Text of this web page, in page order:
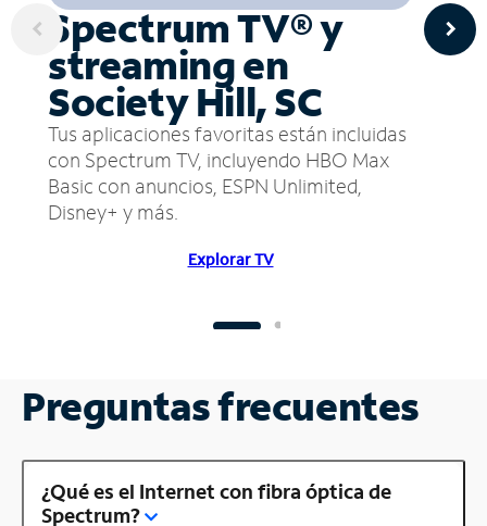
Spectrum TV® y
streaming en
Society Hill, SC
Tus aplicaciones favoritas están incluidas
con Spectrum TV, incluyendo HBO Max
Basic con anuncios, ESPN Unlimited,
Disney+ y más.
Explorar TV
Preguntas frecuentes
¿Qué es el Internet con fibra óptica de
Spectrum?